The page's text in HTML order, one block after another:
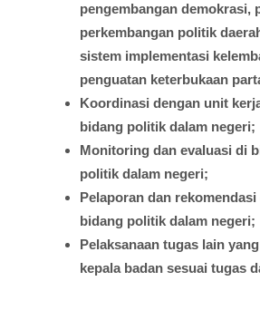
pengembangan demokrasi,
perkembangan politik
sistem implementasi
penguatan keterbukaan
Koordinasi dengan unit
bidang politik dalam negeri;
Monitoring dan evaluasi di
politik dalam negeri;
Pelaporan dan rekomendasi
bidang politik dalam negeri;
Pelaksanaan tugas lain yang
kepalabadan sesuai tugas